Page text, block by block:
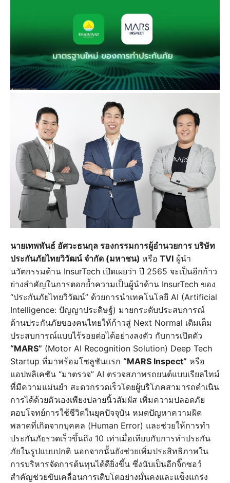
นายเทพพันธ์ อัศวะธนกุล รองกรรมการผู้อำนวยการ บริษัท
ประกันภัยไทยวิวัฒน์ จำกัด (มหาชน) หรือ TVI ผู้นำ
นวัตกรรมด้าน InsurTech เปิดเผยว่า ปี 2565 จะเป็นอีกก้าว
ย่างสำคัญในการตอกย้ำความเป็นผู้นำด้าน InsurTech ของ
“ประกันภัยไทยวิวัฒน์” ด้วยการนำเทคโนโลยี AI (Artificial
Intelligence: ปัญญาประดิษฐ์) มายกระดับประสบการณ์
ด้านประกันภัยของคนไทยให้ก้าวสู่ Next Normal เติมเต็ม
ประสบการณ์แบบไร้รอยต่อได้อย่างลงตัว กับการเปิดตัว
“MARS” (Motor AI Recognition Solution) Deep Tech
Startup ที่มาพร้อมโซลูชันแรก “MARS Inspect” หรือ
แอปพลิเคชัน “มาตรวจ” AI ตรวจสภาพรถยนต์แบบเรียลไทม์
ที่มีความแม่นยำ สะดวกรวดเร็วโดยผู้บริโภคสามารถดำเนิน
การได้ด้วยตัวเองเพียงปลายนิ้วสัมผัส เพิ่มความปลอดภัย
ตอบโจทย์การใช้ชีวิตในยุคปัจจุบัน หมดปัญหาความผิด
พลาดที่เกิดจากบุคคล (Human Error) และช่วยให้การทำ
ประกันภัยรวดเร็วขึ้นถึง 10 เท่าเมื่อเทียบกับการทำประกัน
ภัยในรูปแบบปกติ นอกจากนั้นยังช่วยเพิ่มประสิทธิภาพใน
การบริหารจัดการต้นทุนได้ดียิ่งขึ้น ซึ่งนับเป็นอีกจิ๊กซอว์
สำคัญช่วยขับเคลื่อนการเติบโตอย่างมั่นคงและแข็งแกร่ง